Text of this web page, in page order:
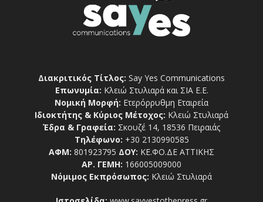
Διακριτικός Τίτλος: Say Yes Communications
Επωνυμία: Κλειώ Στυλιαρά και ΣΙΑ Ε.Ε.
Νομική Μορφή: Ετερόρρυθμη Εταιρεία
Ιδιοκτήτης & Κύριος Μέτοχος: Κλειώ Στυλιαρά
Έδρα & Γραφεία: Σκουζέ 14, 18536 Πειραιάς
Τηλέφωνο: +30 2130990585
ΑΦΜ: 801923795 ΔΟΥ: ΚΕ.ΦΟ.ΔΕ ΑΤΤΙΚΗΣ
ΑΡ. ΓΕΜΗ: 166005009000
Νόμιμος Εκπρόσωπος: Κλειώ Στυλιαρά